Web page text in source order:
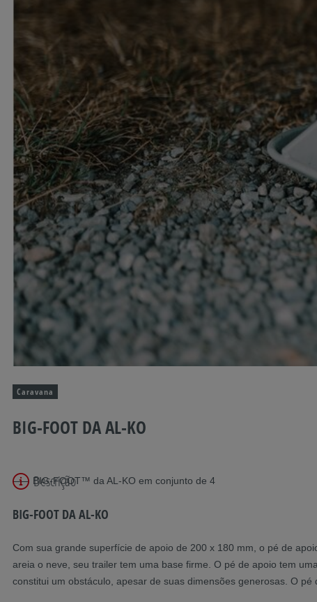
Caravana
BIG-FOOT DA AL-KO
BIG-FOOT™ da AL-KO em conjunto de 4
Descrição
BIG-FOOT DA AL-KO
Com sua grande superfície de apoio de 200 x 180 mm, o pé de
areia o neve, seu trailer tem uma base firme. O pé de apoio tem
constitui um obstáculo, apesar de suas dimensões generosas. O